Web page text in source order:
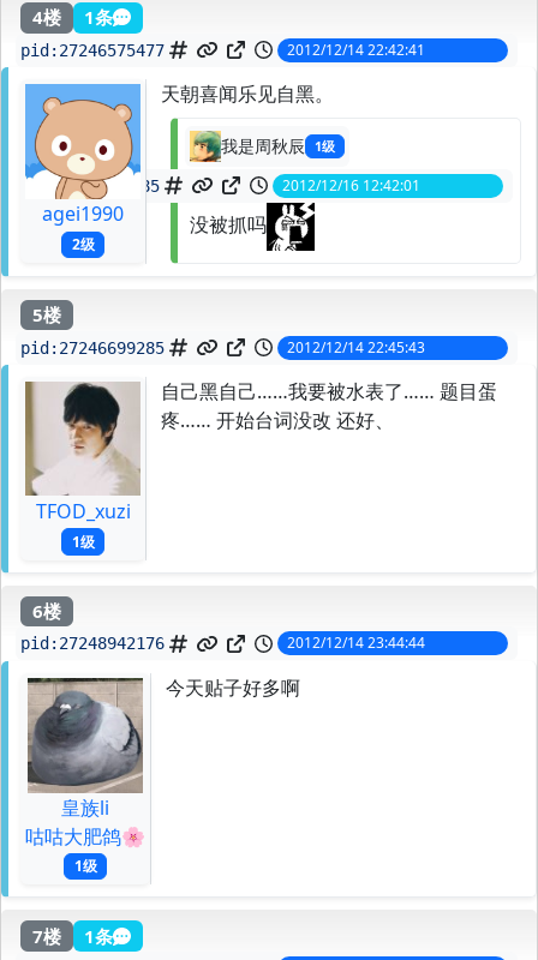
4楼 1条
pid: 27246575477 2012/12/14 22:42:41
agei1990
2级
天朝喜闻乐见自黑。
我是周秋辰 1级
spid: 27296629885 2012/12/16 12:42:01
没被抓吗
5楼
pid: 27246699285 2012/12/14 22:45:43
TFOD_xuzi
1级
自己黑自己……我要被水表了…… 题目蛋
疼…… 开始台词没改 还好、
6楼
pid: 27248942176 2012/12/14 23:44:44
皇族li
咕咕大肥鸽🌸
1级
今天贴子好多啊
7楼 1条